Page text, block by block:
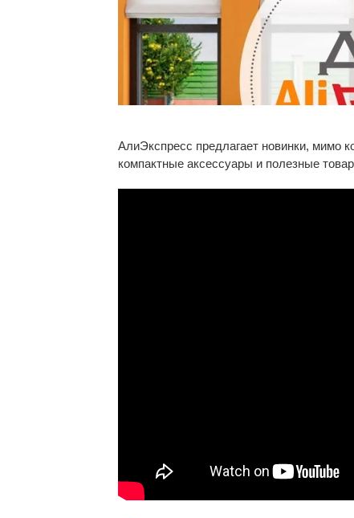
АлиЭкспресс предлагает новинки, мимо
компактные аксессуары и полезные